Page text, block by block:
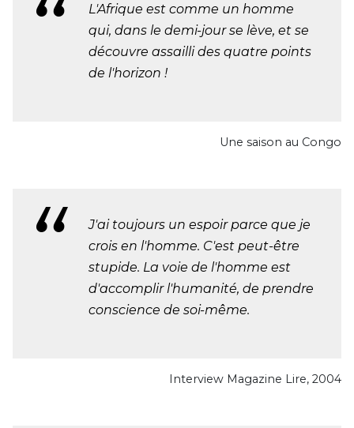
L'Afrique est comme un homme
qui, dans le demi-jour se lève, et se
découvre assailli des quatre points
de l'horizon !
Une saison au Congo
J'ai toujours un espoir parce que je
crois en l'homme. C'est peut-être
stupide. La voie de l'homme est
d'accomplir l'humanité, de prendre
conscience de soi-même.
Interview Magazine Lire, 2004